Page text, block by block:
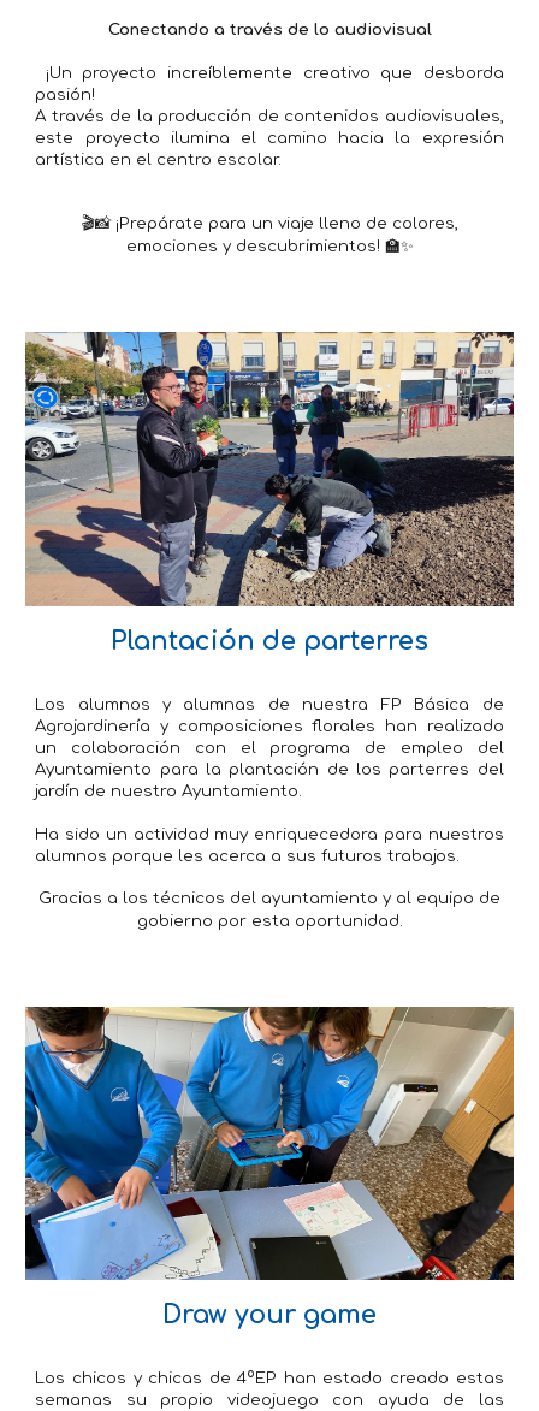
Conectando a través de lo audiovisual
¡Un proyecto increíblemente creativo que desborda
pasión!
A través de la producción de contenidos audiovisuales,
este proyecto ilumina el camino hacia la expresión
artística en el centro escolar.
🎬📸 ¡Prepárate para un viaje lleno de colores,
emociones y descubrimientos! 🏫✨
Plantación de parterres
Los alumnos y alumnas de nuestra FP Básica de
Agrojardinería y composiciones florales han realizado
un colaboración con el programa de empleo del
Ayuntamiento para la plantación de los parterres del
jardín de nuestro Ayuntamiento.
Ha sido un actividad muy enriquecedora para nuestros
alumnos porque les acerca a sus futuros trabajos.
Gracias a los técnicos del ayuntamiento y al equipo de
gobierno por esta oportunidad.
Draw your game
Los chicos y chicas de 4ºEP han estado creado estas
semanas su propio videojuego con ayuda de las